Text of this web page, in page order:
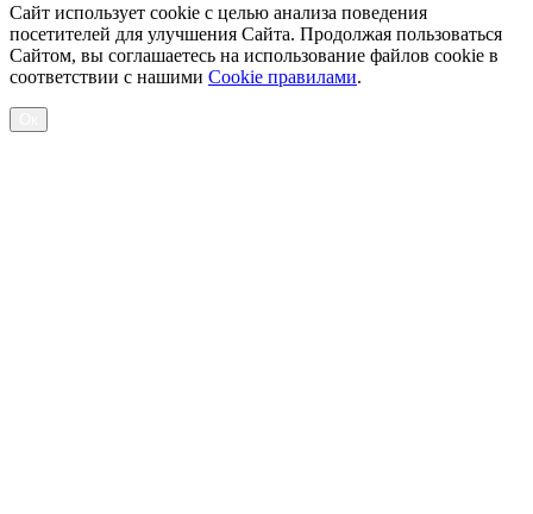
Сайт использует cookie с целью анализа поведения
посетителей для улучшения Сайта. Продолжая пользоваться
Сайтом, вы соглашаетесь на использование файлов cookie в
соответствии с нашими Cookiе правилами.